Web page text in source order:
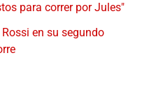
para correr por Jules"
en su segundo